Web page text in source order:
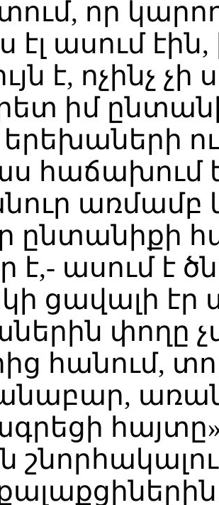
որ
էլ ասում
է, ոչինչ
իմ
երեխաների
հաճախում
առմամբ
ընտանիքի
է,- ասում է
ցավալի էր
փողը
հանում,